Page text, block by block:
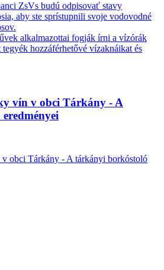
ZsVs budú odpisovať stavy
aby ste sprístupnili svoje vodovodné
alkalmazottai fogják írni a vízórák
hozzáférhetővé vízaknáikat és
vín v obci Tárkány - A
obci Tárkány - A tárkányi borkóstoló